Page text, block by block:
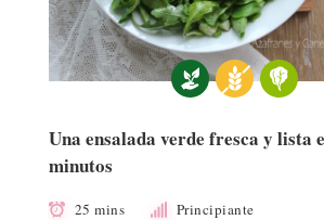
Una ensalada verde fresca y lista
minutos
25 mins Principiante